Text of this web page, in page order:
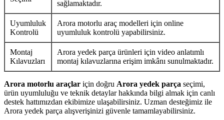
sağlamaktadır.
Uyumluluk
Kontrolü
Arora motorlu araç modelleri için online
uyumluluk kontrolü yapabilirsiniz.
Montaj
Kılavuzları
Arora yedek parça ürünleri için video anlatımlı
montaj kılavuzlarına erişim imkânı sunulmaktadır.
Arora motorlu araçlar için doğru Arora yedek parça seçimi,
ürün uyumluluğu ve teknik detaylar hakkında bilgi almak için canlı
destek hattımızdan ekibimize ulaşabilirsiniz. Uzman desteğimiz ile
Arora yedek parça alışverişinizi güvenle tamamlayabilirsiniz.